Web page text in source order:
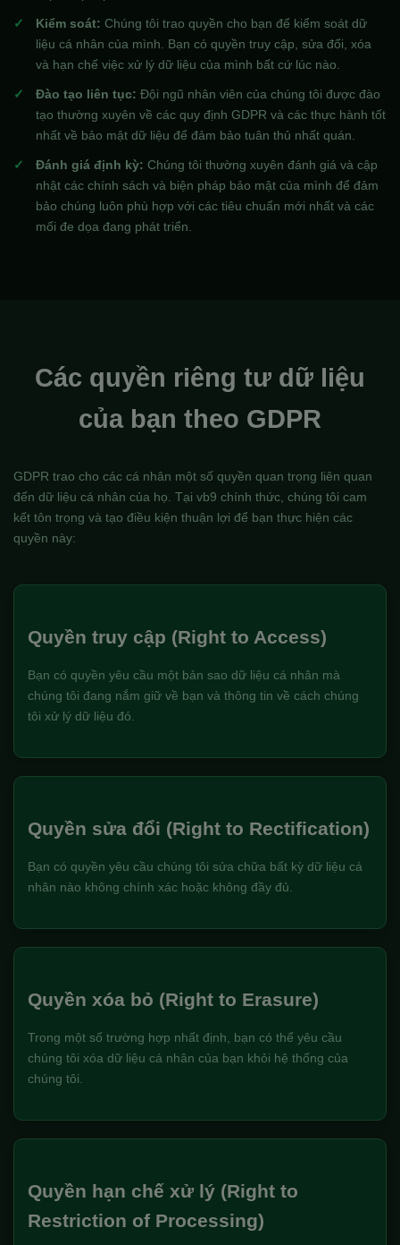
Kiểm soát: Chúng tôi trao quyền cho bạn để kiểm soát dữ
liệu cá nhân của mình. Bạn có quyền truy cập, sửa đổi, xóa
và hạn chế việc xử lý dữ liệu của mình bất cứ lúc nào.
Đào tạo liên tục: Đội ngũ nhân viên của chúng tôi được đào
tạo thường xuyên về các quy định GDPR và các thực hành tốt
nhất về bảo mật dữ liệu để đảm bảo tuân thủ nhất quán.
Đánh giá định kỳ: Chúng tôi thường xuyên đánh giá và cập
nhật các chính sách và biện pháp bảo mật của mình để đảm
bảo chúng luôn phù hợp với các tiêu chuẩn mới nhất và các
mối đe dọa đang phát triển.
Các quyền riêng tư dữ liệu
của bạn theo GDPR
GDPR trao cho các cá nhân một số quyền quan trọng liên quan
đến dữ liệu cá nhân của họ. Tại vb9 chính thức, chúng tôi cam
kết tôn trọng và tạo điều kiện thuận lợi để bạn thực hiện các
quyền này:
Quyền truy cập (Right to Access)
Bạn có quyền yêu cầu một bản sao dữ liệu cá nhân mà
chúng tôi đang nắm giữ về bạn và thông tin về cách chúng
tôi xử lý dữ liệu đó.
Quyền sửa đổi (Right to Rectification)
Bạn có quyền yêu cầu chúng tôi sửa chữa bất kỳ dữ liệu cá
nhân nào không chính xác hoặc không đầy đủ.
Quyền xóa bỏ (Right to Erasure)
Trong một số trường hợp nhất định, bạn có thể yêu cầu
chúng tôi xóa dữ liệu cá nhân của bạn khỏi hệ thống của
chúng tôi.
Quyền hạn chế xử lý (Right to
Restriction of Processing)